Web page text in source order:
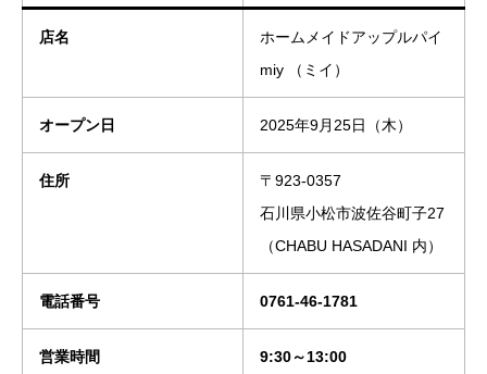
店名
ホームメイドアップルパイ
miy （ミイ）
オープン日 2025年9月25日（木）
住所
〒923-0357
石川県小松市波佐谷町子27
（CHABU HASADANI 内）
電話番号 0761-46-1781
営業時間
9:30～13:00